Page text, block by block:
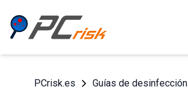
PCrisk.es Guías de desinfección